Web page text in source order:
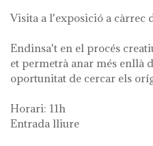
Visita a l'exposició a càrrec
Endinsa't en el procés
et permetrà anar més enllà
oportunitat de cercar els
Horari: 11h
Entrada lliure